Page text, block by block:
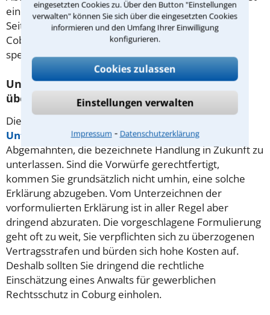
eingesetzten Cookies zu. Über den Button "Einstellungen
verwalten" können Sie sich über die eingesetzten Cookies
informieren und den Umfang Ihrer Einwilligung
konfigurieren.
Cookies zulassen
Einstellungen verwalten
Impressum ⁃ Datenschutzerklärung
eine juristische Beratung zu empfehlen! Auf dieser
Seite finden Sie Rechtsanwälte und Fachanwälte in
Coburg, die auf gewerblichen Rechtsschutz
spezialisiert sind.
Unterlassungserklärung vom Anwalt
überprüfen lassen
Die einer
Unterlassungserklärungverpflichtet den
Abgemahnten, die bezeichnete Handlung in Zukunft zu
unterlassen. Sind die Vorwürfe gerechtfertigt,
kommen Sie grundsätzlich nicht umhin, eine solche
Erklärung abzugeben. Vom Unterzeichnen der
vorformulierten Erklärung ist in aller Regel aber
dringend abzuraten. Die vorgeschlagene Formulierung
geht oft zu weit, Sie verpflichten sich zu überzogenen
Vertragsstrafen und bürden sich hohe Kosten auf.
Deshalb sollten Sie dringend die rechtliche
Einschätzung eines Anwalts für gewerblichen
Rechtsschutz in Coburg einholen.